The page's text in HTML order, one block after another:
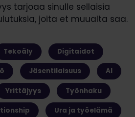
tarjoaa sinulle sellaisia
joita et muualta saa.
Tekoäly Digitaidot
Jäsentilaisuus AI
Yrittäjyys Työnhaku
Ura ja työelämä